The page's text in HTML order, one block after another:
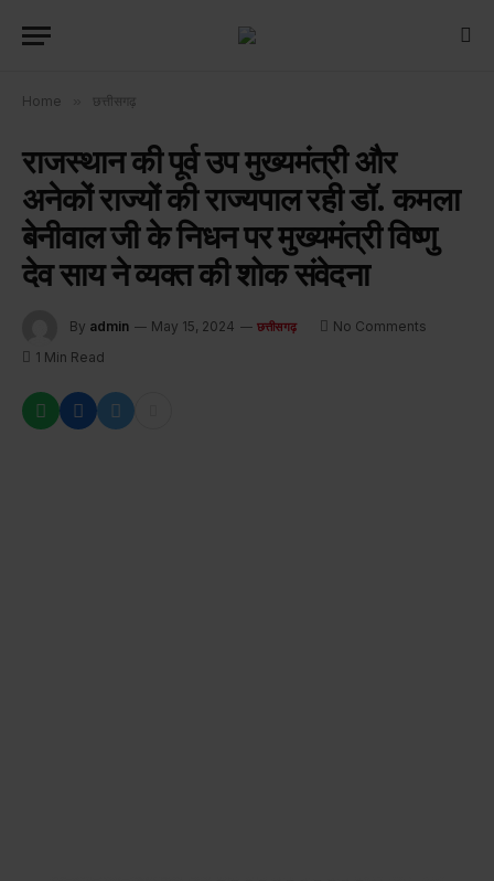
Home छत्तीसगढ़
राजस्थान की पूर्व उप मुख्यमंत्री और
अनेकों राज्यों की राज्यपाल रही डॉ. कमला
बेनीवाल जी के निधन पर मुख्यमंत्री विष्णु
देव साय ने व्यक्त की शोक संवेदना
By admin May 15, 2024 छत्तीसगढ़
No Comments
1 Min Read